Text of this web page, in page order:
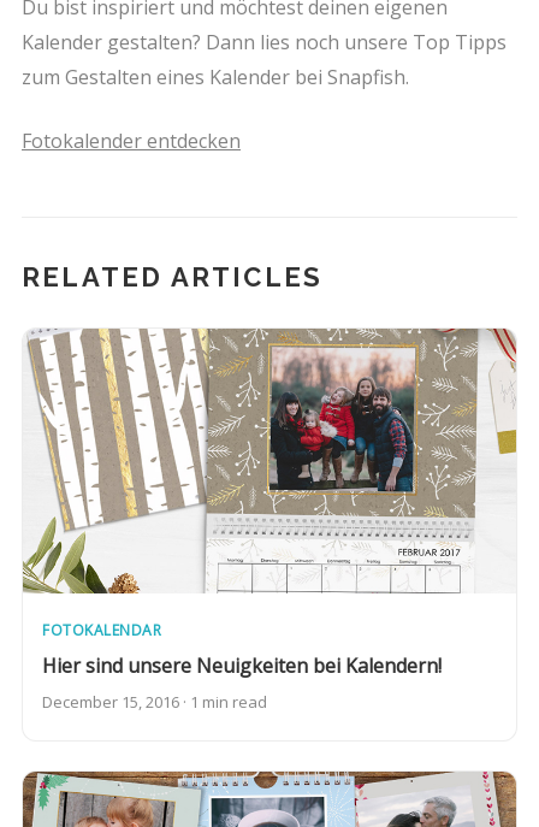
Du bist inspiriert und möchtest deinen eigenen
Kalender gestalten? Dann lies noch unsere Top Tipps
zum Gestalten eines Kalender bei Snapfish.
Fotokalender entdecken
RELATED ARTICLES
FOTOKALENDAR
Hier sind unsere Neuigkeiten bei Kalendern!
December 15, 2016 · 1 min read